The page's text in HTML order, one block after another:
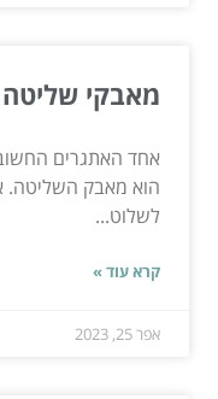
מאבקי
אחד האתגרים
הוא מאבק השליטה.
לשלוט...
קרא עוד »
אפר 25, 2023